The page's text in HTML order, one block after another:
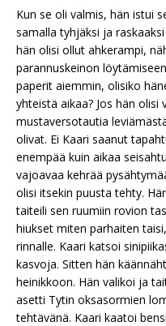
Kun se oli valmis, hän istui
samalla tyhjäksi ja
hän olisi ollut ahkerampi,
parannuskeinon
paperit aiemmin, olisiko
yhteistä aikaa? Jos hän
mustaversotautia
olivat. Ei Kaari saanut
enempää kuin aikaa
vajoavaa kehrää
olisi itsekin puusta tehty.
taiteili sen ruumiin rovion
hiukset miten parhaiten
rinnalle. Kaari katsoi
kasvoja. Sitten hän
heinikkoon. Hän valikoi ja
asetti Tytin oksasormien
tehtävänä. Kaari kaatoi